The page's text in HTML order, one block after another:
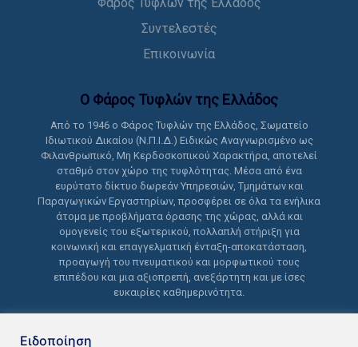
Συντελεστές
Επικοινωνία
Ο Φάρος Τυφλών της Ελλάδoς
Από το 1946 ο Φάρος Τυφλών της Ελλάδος, Σωματείο
Ιδιωτικού Δικαίου (Ν.Π.Ι.Δ.) Ειδικώς Αναγνωρισμένο ως
Φιλανθρωπικό, Μη Κερδοσκοπικού Χαρακτήρα, αποτελεί
σταθμό στον χώρο της τυφλότητας. Μέσα από ένα
ευρύτατο δίκτυο δωρεάν Υπηρεσιών, Τμημάτων και
Παραγωγικών Εργαστηρίων, προσφέρει σε όλα τα ενήλικα
άτομα με προβλήματα όρασης της χώρας, αλλά και
ομογενείς του εξωτερικού, πολλαπλή στήριξη για
κοινωνική και επαγγελματική ένταξη-αποκατάσταση,
προαγωγή του πνευματικού και μορφωτικού τους
επιπέδου και μια αξιοπρεπή, ανεξάρτητη και με ίσες
ευκαιρίες καθημερινότητα.
Ειδοποίηση